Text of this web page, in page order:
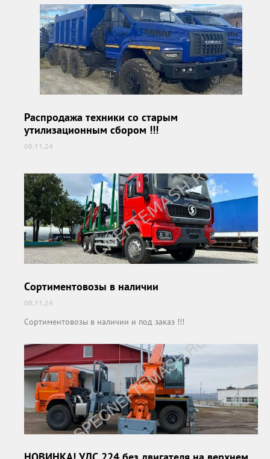
Распродажа техники со старым
утилизационным сбором !!!
08.11.24
Сортиментовозы в наличии
08.11.24
Сортиментовозы в наличии и под заказ !!!